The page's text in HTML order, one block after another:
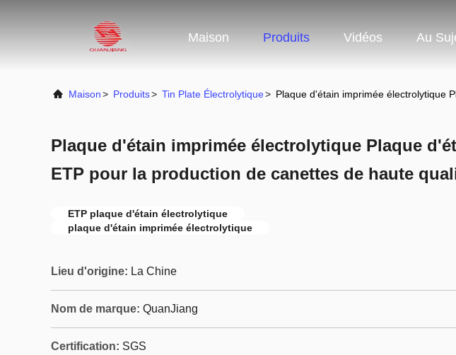
Maison Produits Vidéos Au
Maison> Produits> Tin Plate Électrolytique> Plaque d'étain imprimée électrolytique
Plaque d'étain imprimée électrolytique Plaque
ETP pour la production de canettes de haute
ETP plaque d'étain électrolytique
plaque d'étain imprimée électrolytique
Lieu d'origine: La Chine
Nom de marque: QuanJiang
Certification: SGS